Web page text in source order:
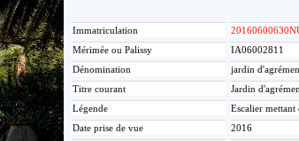
Immatriculation
Mérimée ou Palissy
IA06002811
Dénomination
jardin
Titre courant
Jardin
Légende
Escalier
Date prise de vue
2016